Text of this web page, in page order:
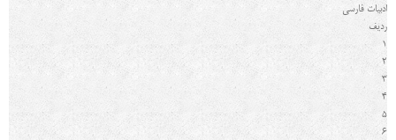
ادبیات فارسی
رديف
1
2
3
4
5
6